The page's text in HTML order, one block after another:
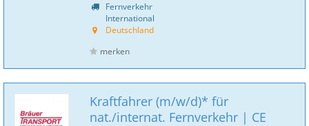
Fernverkehr
International
Deutschland
merken
Kraftfahrer (m/w/d)* für
nat./internat. Fernverkehr | CE